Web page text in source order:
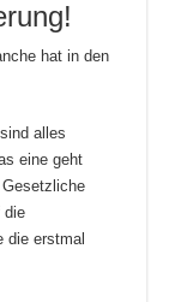
hat in den
alles
eine geht
die
die erstmal